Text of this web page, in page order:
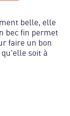
belle, elle
bec fin permet
faire un bon
soit à